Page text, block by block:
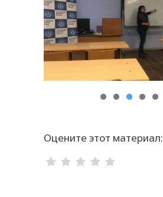
Оцените этот материал: